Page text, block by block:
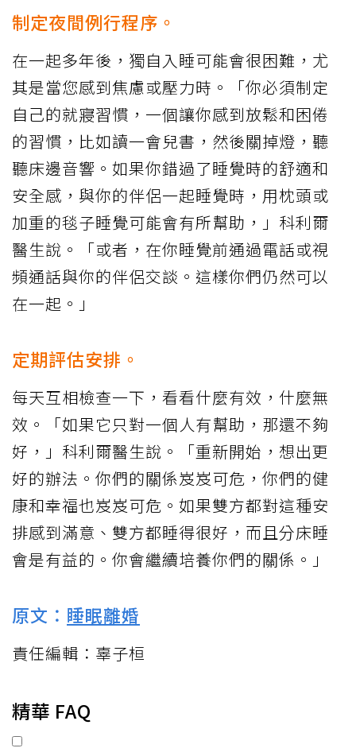
制定夜間例行程序。
在一起多年後，獨自入睡可能會很困難，尤
其是當您感到焦慮或壓力時。「你必須制定
自己的就寢習慣，一個讓你感到放鬆和困倦
的習慣，比如讀一會兒書，然後關掉燈，聽
聽床邊音響。如果你錯過了睡覺時的舒適和
安全感，與你的伴侶一起睡覺時，用枕頭或
加重的毯子睡覺可能會有所幫助，」科利爾
醫生說。「或者，在你睡覺前通過電話或視
頻通話與你的伴侶交談。這樣你們仍然可以
在一起。」
定期評估安排。
每天互相檢查一下，看看什麼有效，什麼無
效。「如果它只對一個人有幫助，那還不夠
好，」科利爾醫生說。「重新開始，想出更
好的辦法。你們的關係岌岌可危，你們的健
康和幸福也岌岌可危。如果雙方都對這種安
排感到滿意、雙方都睡得很好，而且分床睡
會是有益的。你會繼續培養你們的關係。」
原文： 睡眠離婚
責任編輯：辜子桓
精華 FAQ